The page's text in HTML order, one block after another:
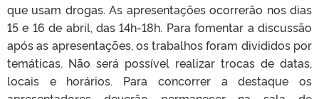
que usam drogas. As apresentações ocorrerão nos dias
15 e 16 de abril, das 14h-18h. Para fomentar a discussão
após as apresentações, os trabalhos foram divididos por
temáticas. Não será possível realizar trocas de datas,
locais e horários. Para concorrer a destaque os